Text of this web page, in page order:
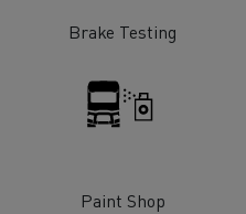
Brake Testing
Paint Shop